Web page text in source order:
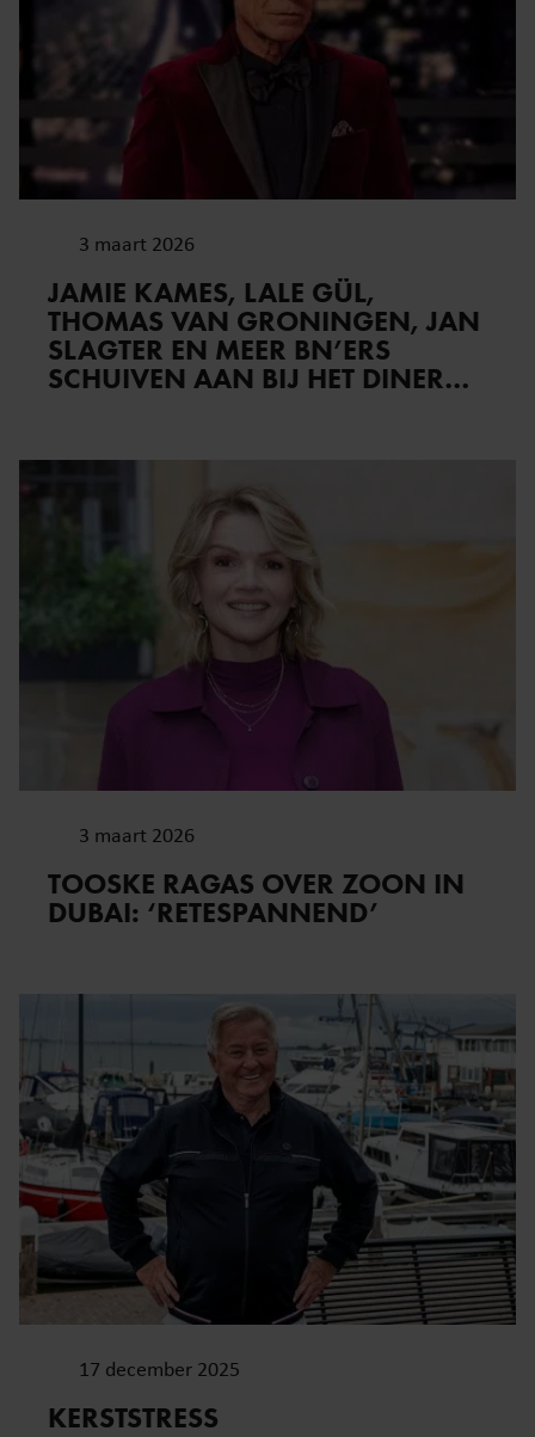
3 maart 2026
JAMIE KAMES, LALE GÜL,
THOMAS VAN GRONINGEN, JAN
SLAGTER EN MEER BN’ERS
SCHUIVEN AAN BIJ HET DINER
3 maart 2026
TOOSKE RAGAS OVER ZOON IN
DUBAI: ‘RETESPANNEND’
17 december 2025
KERSTSTRESS